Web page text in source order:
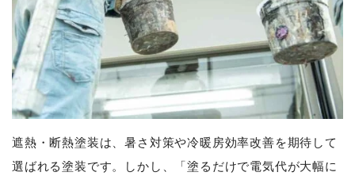
遮熱・断熱塗装は、暑さ対策や冷暖房効率改善を期待して
選ばれる塗装です。しかし、「塗るだけで電気代が大幅に